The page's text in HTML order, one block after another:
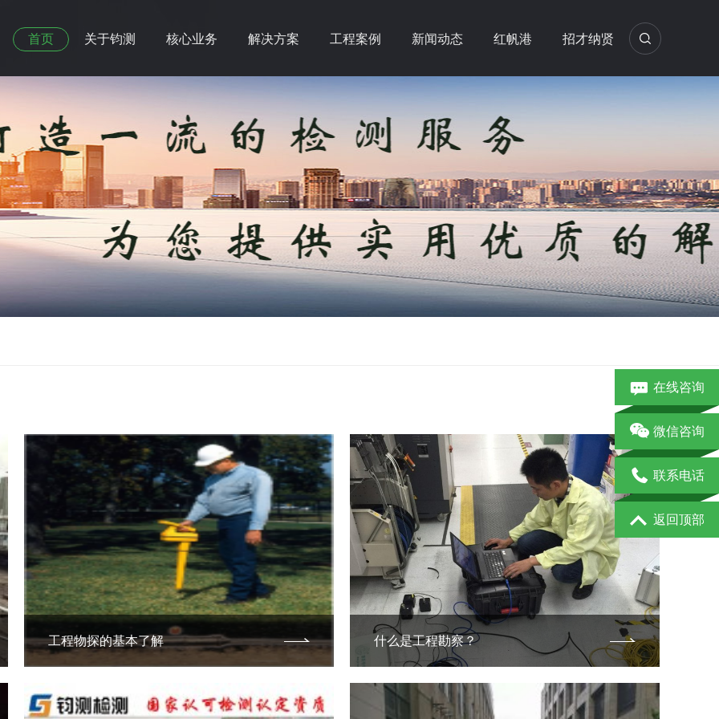
首页 关于钧测 核心业务 解决方案 工程案例 新闻动态 红帆港 招才纳贤
工程物探的基本了解 什么是工程勘察？
在线咨询
微信咨询
联系电话
返回顶部